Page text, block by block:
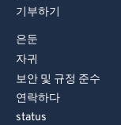
기부하기
은둔
자귀
보안 및 규정 준수
연락하다
status